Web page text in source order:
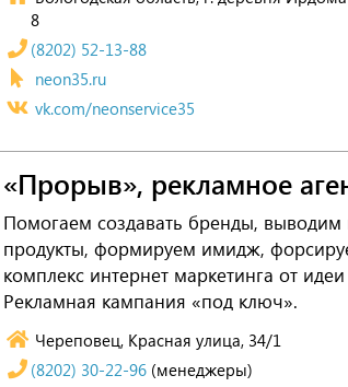
8
(8202) 52-13-88
neon35.ru
vk.com/neonservice35
«Прорыв», рекламное
Помогаем создавать бренды,
продукты, формируем имидж,
комплекс интернет маркетинга от
Рекламная кампания «под ключ».
Череповец, Красная улица, 34/1
(8202) 30-22-96 (менеджеры)